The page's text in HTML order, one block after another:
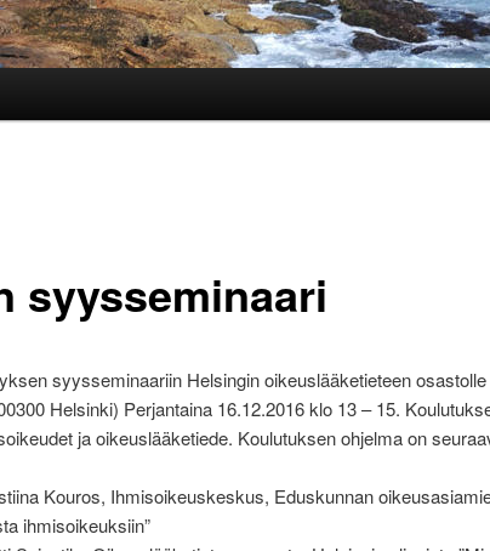
syysseminaari
syysseminaariin Helsingin oikeuslääketieteen osastolle
Helsinki) Perjantaina 16.12.2016 klo 13 – 15.
ja oikeuslääketiede. Koulutuksen ohjelma on
Kouros, Ihmisoikeuskeskus, Eduskunnan
ihmisoikeuksiin”